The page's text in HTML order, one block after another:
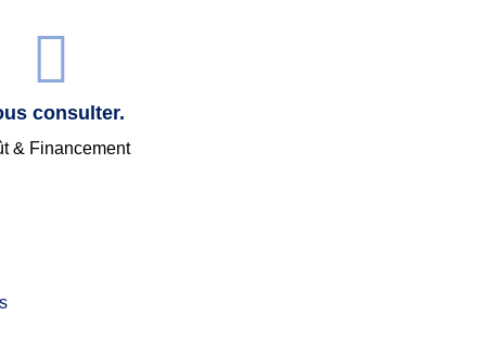
consulter.
& Financement